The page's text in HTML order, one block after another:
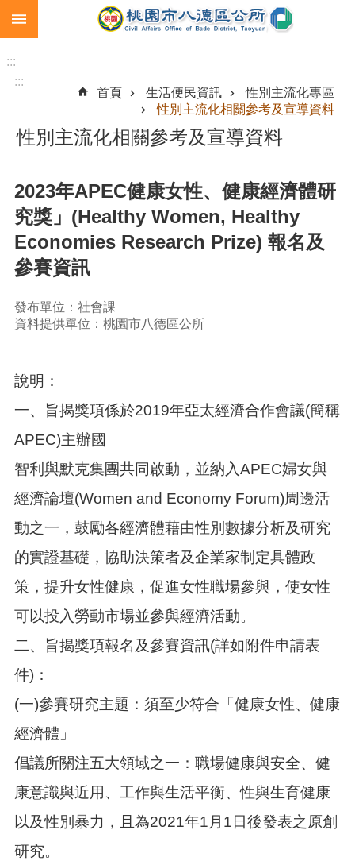
跳到主要內容區塊
民
卡
急
難
救
助
進
搜
尋
本
區
紹
訊
公
告
生
活
便
資
關
通
訊
錄
相
資
動
:::
:::
首頁
生活便民資訊
性別主流化專區
性別主流化相關參考及宣導資料
性別主流化相關參考及宣導資料
2023年APEC健康女性、健康經濟體研
究獎」(Healthy Women, Healthy
Economies Research Prize) 報名及
參賽資訊
發布單位：社會課
資料提供單位：桃園市八德區公所
說明：
一、旨揭獎項係於2019年亞太經濟合作會議(簡稱
APEC)主辦國
智利與默克集團共同啟動，並納入APEC婦女與
經濟論壇(Women and Economy Forum)周邊活
動之一，鼓勵各經濟體藉由性別數據分析及研究
的實證基礎，協助決策者及企業家制定具體政
策，提升女性健康，促進女性職場參與，使女性
可以投入勞動市場並參與經濟活動。
二、旨揭獎項報名及參賽資訊(詳如附件申請表
件)：
(一)參賽研究主題：須至少符合「健康女性、健康
經濟體」
倡議所關注五大領域之一：職場健康與安全、健
康意識與近用、工作與生活平衡、性與生育健康
以及性別暴力，且為2021年1月1日後發表之原創
研究。